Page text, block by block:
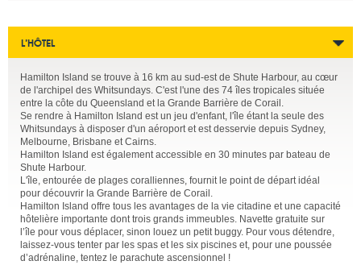
L’HÔTEL
Hamilton Island se trouve à 16 km au sud-est de Shute Harbour, au cœur
de l'archipel des Whitsundays. C'est l'une des 74 îles tropicales située
entre la côte du Queensland et la Grande Barrière de Corail.
Se rendre à Hamilton Island est un jeu d'enfant, l'île étant la seule des
Whitsundays à disposer d'un aéroport et est desservie depuis Sydney,
Melbourne, Brisbane et Cairns.
Hamilton Island est également accessible en 30 minutes par bateau de
Shute Harbour.
L'île, entourée de plages coralliennes, fournit le point de départ idéal
pour découvrir la Grande Barrière de Corail.
Hamilton Island offre tous les avantages de la vie citadine et une capacité
hôtelière importante dont trois grands immeubles. Navette gratuite sur
l’île pour vous déplacer, sinon louez un petit buggy. Pour vous détendre,
laissez-vous tenter par les spas et les six piscines et, pour une poussée
d’adrénaline, tentez le parachute ascensionnel !